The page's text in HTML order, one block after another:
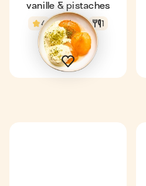
vanille & pistaches
4 9 min 1